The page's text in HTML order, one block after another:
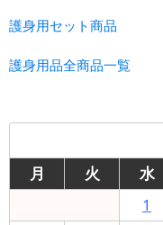
護身用セット商品
護身用品全商品一覧
月
火 水
1